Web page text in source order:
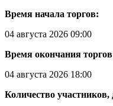
Время начала торгов:
04 августа 2026 09:00
Время окончания
04 августа 2026 18:00
Количество